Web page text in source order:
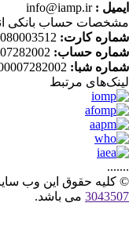
:
info@iamp.ir
حساب بانکی
کارت:
حساب:
شبا:
مرتبط
کلیه حقوق این وب
می باشد.